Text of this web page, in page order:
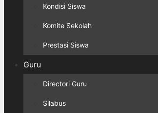
Kondisi Siswa
Komite Sekolah
Prestasi Siswa
Guru
Directori Guru
Silabus